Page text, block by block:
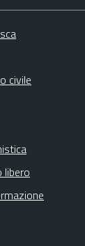
civile
libero